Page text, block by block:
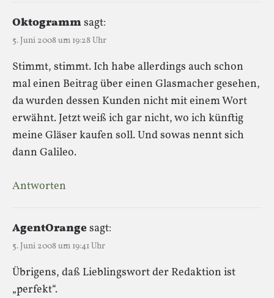
Oktogrammsagt:
5. Juni 2008 um 19:28 Uhr
Stimmt, stimmt. Ich habe allerdings auch schon
mal einen Beitrag über einen Glasmacher gesehen,
da wurden dessen Kunden nicht mit einem Wort
erwähnt. Jetzt weiß ich gar nicht, wo ich künftig
meine Gläser kaufen soll. Und sowas nennt sich
dann Galileo.
Antworten
AgentOrangesagt:
5. Juni 2008 um 19:41 Uhr
Übrigens, daß Lieblingswort der Redaktion ist
„perfekt“.